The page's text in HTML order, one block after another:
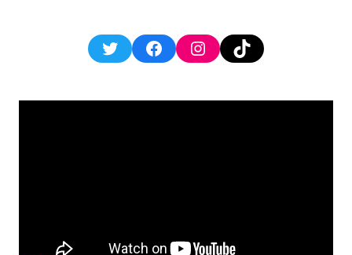
TwitterFacebookInstagram
TikTok